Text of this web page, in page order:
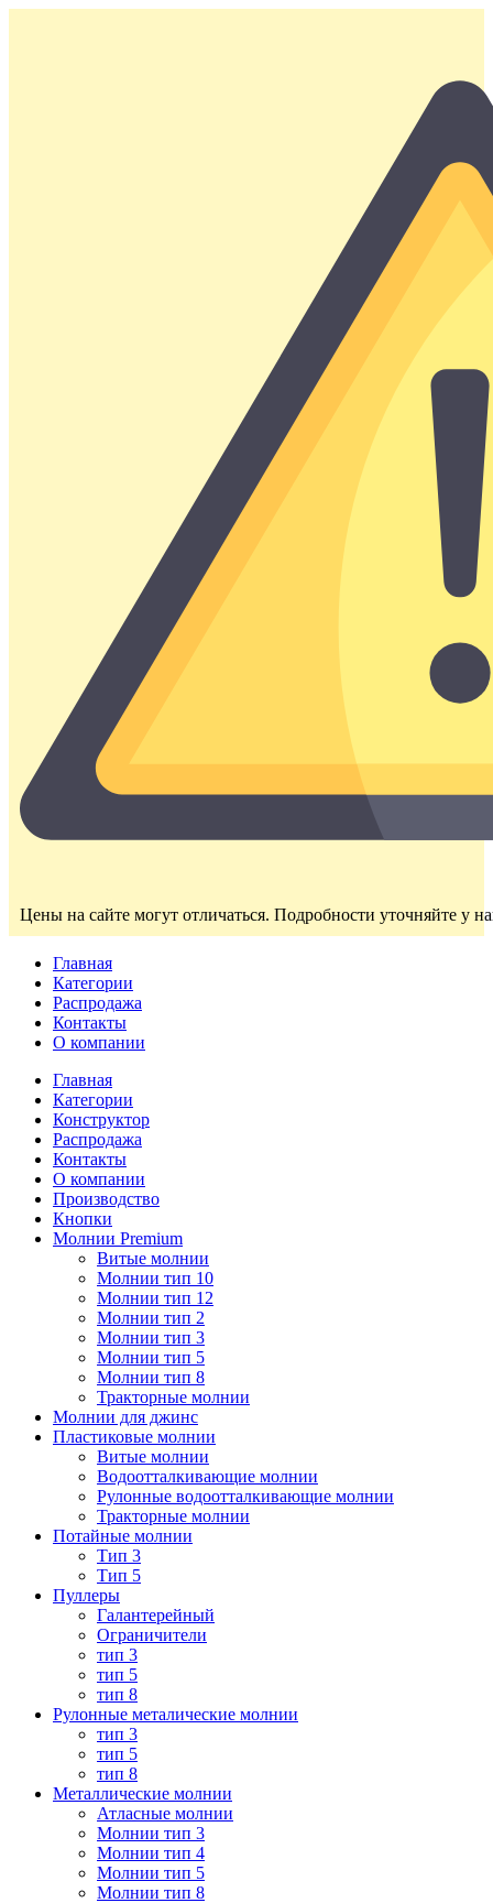
Цены на сайте могут отличаться. Подробности уточняйте у
Главная
Категории
Распродажа
Контакты
О компании
Главная
Категории
Конструктор
Распродажа
Контакты
О компании
Производство
Кнопки
Молнии Premium
Витые молнии
Молнии тип 10
Молнии тип 12
Молнии тип 2
Молнии тип 3
Молнии тип 5
Молнии тип 8
Тракторные молнии
Молнии для джинс
Пластиковые молнии
Витые молнии
Водоотталкивающие молнии
Рулонные водоотталкивающие молнии
Тракторные молнии
Потайные молнии
Тип 3
Тип 5
Пуллеры
Галантерейный
Ограничители
тип 3
тип 5
тип 8
Рулонные металические молнии
тип 3
тип 5
тип 8
Металлические молнии
Атласные молнии
Молнии тип 3
Молнии тип 4
Молнии тип 5
Молнии тип 8